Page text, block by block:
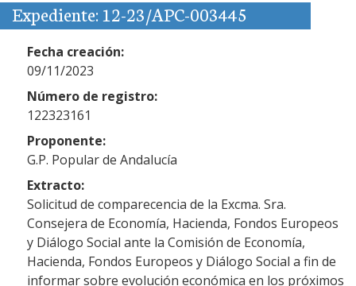
Expediente: 12-23/APC-003445
Fecha creación:
09/11/2023
Número de registro:
122323161
Proponente:
G.P. Popular de Andalucía
Extracto:
Solicitud de comparecencia de la Excma. Sra.
Consejera de Economía, Hacienda, Fondos Europeos
y Diálogo Social ante la Comisión de Economía,
Hacienda, Fondos Europeos y Diálogo Social a fin de
informar sobre evolución económica en los próximos